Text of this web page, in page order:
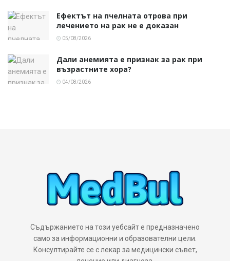
Ефектът на пчелната отрова при
лечението на рак не е доказан
05/08/2026
Дали анемията е признак за рак при
възрастните хора?
04/08/2026
Съдържанието на този уебсайт е предназначено
само за информационни и образователни цели.
Консултирайте се с лекар за медицински съвет,